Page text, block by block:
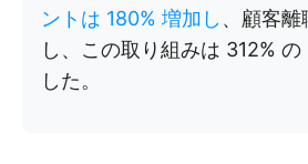
ントは 180% 増加し 、顧客
し、この取り組みは 312% の
した。